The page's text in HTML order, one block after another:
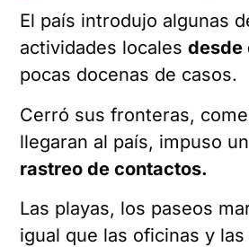
El país introdujo algunas
actividades locales desde
pocas docenas de casos.
Cerró sus fronteras,
llegaran al país, impuso
rastreo de contactos.
Las playas, los paseos
igual que las oficinas y